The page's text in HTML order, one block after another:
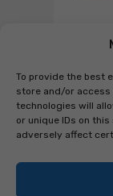
To provide the best
store and/or
technologies will
or unique IDs on
adversely affect
75W
5.00